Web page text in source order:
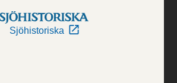
Sjöhistoriska